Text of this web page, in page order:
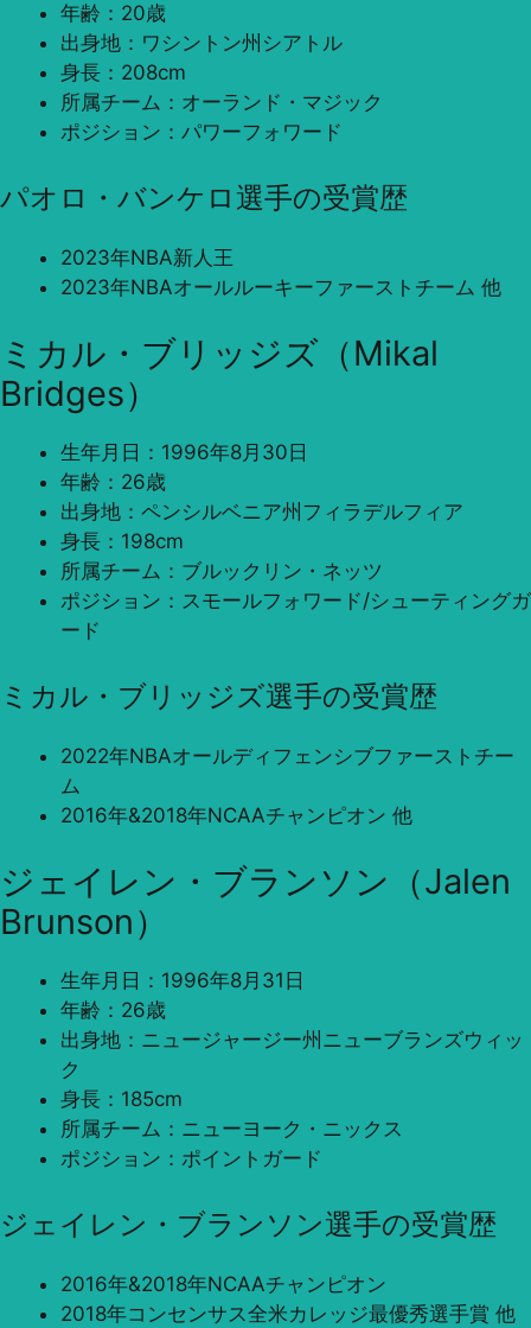
年齢：20歳
出身地：ワシントン州シアトル
身長：208cm
所属チーム：オーランド・マジック
ポジション：パワーフォワード
パオロ・バンケロ選手の受賞歴
2023年NBA新人王
2023年NBAオールルーキーファーストチーム 他
ミカル・ブリッジズ（Mikal
Bridges）
生年月日：1996年8月30日
年齢：26歳
出身地：ペンシルベニア州フィラデルフィア
身長：198cm
所属チーム：ブルックリン・ネッツ
ポジション：スモールフォワード/シューティングガ
ード
ミカル・ブリッジズ選手の受賞歴
2022年NBAオールディフェンシブファーストチー
ム
2016年&2018年NCAAチャンピオン 他
ジェイレン・ブランソン（Jalen
Brunson）
生年月日：1996年8月31日
年齢：26歳
出身地：ニュージャージー州ニューブランズウィッ
ク
身長：185cm
所属チーム：ニューヨーク・ニックス
ポジション：ポイントガード
ジェイレン・ブランソン選手の受賞歴
2016年&2018年NCAAチャンピオン
2018年コンセンサス全米カレッジ最優秀選手賞 他